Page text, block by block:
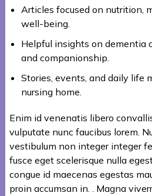
Articles focused on nutrition,
well-being.
Helpful insights on dementia
and companionship.
Stories, events, and daily life
nursing home.
Enim id venenatis libero
vulputate nunc faucibus lorem.
vestibulum non integer integer
fusce eget scelerisque nulla
congue id maecenas egestas
proin accumsan in. . Magna